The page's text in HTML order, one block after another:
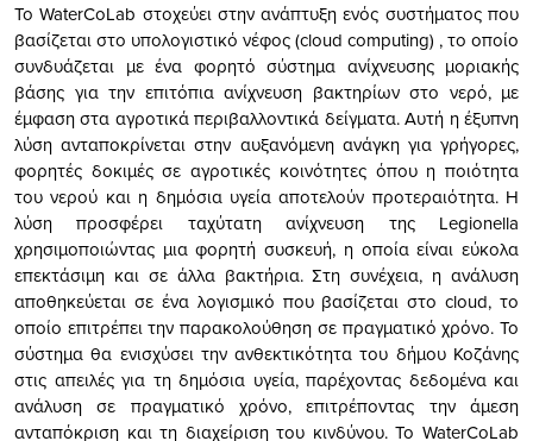
Το WaterCoLab στοχεύει στην ανάπτυξη ενός συστήματος που
βασίζεται στο υπολογιστικό νέφος (cloud computing) , το οποίο
συνδυάζεται με ένα φορητό σύστημα ανίχνευσης μοριακής
βάσης για την επιτόπια ανίχνευση βακτηρίων στο νερό, με
έμφαση στα αγροτικά περιβαλλοντικά δείγματα. Αυτή η έξυπνη
λύση ανταποκρίνεται στην αυξανόμενη ανάγκη για γρήγορες,
φορητές δοκιμές σε αγροτικές κοινότητες όπου η ποιότητα
του νερού και η δημόσια υγεία αποτελούν προτεραιότητα. Η
λύση προσφέρει ταχύτατη ανίχνευση της Legionella
χρησιμοποιώντας μια φορητή συσκευή, η οποία είναι εύκολα
επεκτάσιμη και σε άλλα βακτήρια. Στη συνέχεια, η ανάλυση
αποθηκεύεται σε ένα λογισμικό που βασίζεται στο cloud, το
οποίο επιτρέπει την παρακολούθηση σε πραγματικό χρόνο. Το
σύστημα θα ενισχύσει την ανθεκτικότητα του δήμου Κοζάνης
στις απειλές για τη δημόσια υγεία, παρέχοντας δεδομένα και
ανάλυση σε πραγματικό χρόνο, επιτρέποντας την άμεση
ανταπόκριση και τη διαχείριση του κινδύνου. Το WaterCoLab